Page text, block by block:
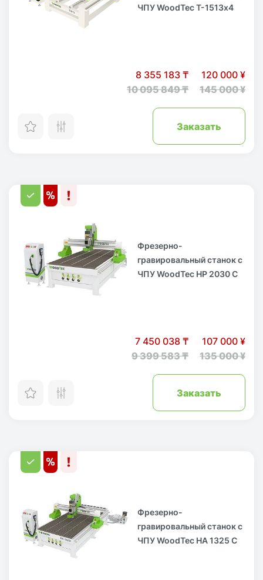
ЧПУ WoodTec T-1513х4
8 355 183 ₸
10 095 849 ₸
120 000 ¥
145 000 ¥
Заказать
Фрезерно-
гравировальный станок с
ЧПУ WoodTec HP 2030 C
7 450 038 ₸
9 399 583 ₸
107 000 ¥
135 000 ¥
Заказать
Фрезерно-
гравировальный станок с
ЧПУ WoodTec HA 1325 C